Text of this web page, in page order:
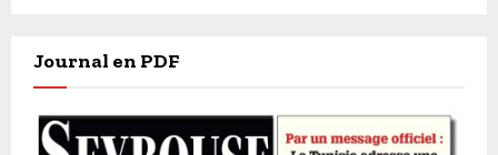
Journal en PDF